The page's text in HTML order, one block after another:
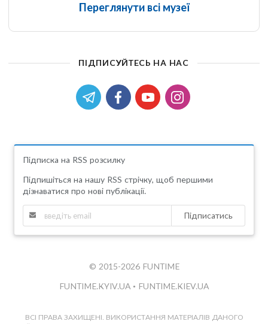
Переглянути всі музеї
ПІДПИСУЙТЕСЬ НА НАС
Підписка на RSS розсилку
Підпишіться на нашу RSS стрічку, щоб першими
дізнаватися про нові публікації.
Підписатись
© 2015-2026 FUNTIME
FUNTIME.KYIV.UA • FUNTIME.KIEV.UA
ВСІ ПРАВА ЗАХИЩЕНІ. ВИКОРИСТАННЯ МАТЕРІАЛІВ ДАНОГО